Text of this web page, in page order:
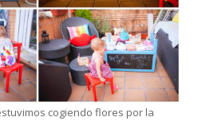
cogiendo flores por la